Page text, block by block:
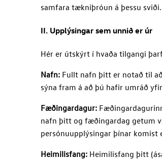
samfara tækniþróun á þessu sviði.
II. Upplýsingar sem unnið er úr
Hér er útskýrt í hvaða tilgangi
Nafn: Fullt nafn þitt er notað til
sýna fram á að þú hafir umráð
Fæðingardagur:
nafn þitt og fæðingardag getum
persónuupplýsingar þínar komist
Heimilisfang: Heimilisfang þitt